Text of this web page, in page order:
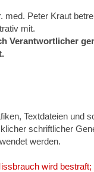
med. Peter Kraut
mit.
Verantwortlicher
Textdateien und
schriftlicher
werden.
wird